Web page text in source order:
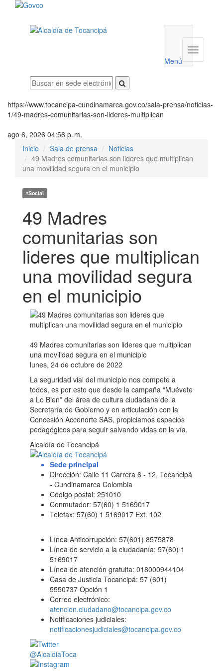
utilidades
Menú
Menú
https://www.tocancipa-cundinamarca.gov.co/sala-prensa/noticias-
1/49-madres-comunitarias-son-lideres-multiplican
ago 6, 2026 04:56 p. m.
Inicio
Sala de prensa
Noticias
49 Madres comunitarias son lideres que multiplican
una movilidad segura en el municipio
#Social
49 Madres
comunitarias son
lideres que multiplican
una movilidad segura
en el municipio
49 Madres comunitarias son lideres que multiplican
una movilidad segura en el municipio
lunes, 24 de octubre de 2022
La seguridad vial del municipio nos compete a
todos, es por esto que desde la campaña “Muévete
a Lo Bien” del área de cultura ciudadana de la
Secretaría de Gobierno y en articulación con la
Concesión Accenorte SAS, propiciamos espacios
pedagógicos para seguir salvando vidas en la vía.
Alcaldía de Tocancipá
Sede principal
Dirección: Calle 11 Carrera 6 - 12, Tocancipá
- Cundinamarca Colombia
Código postal: 251010
Conmutador: 57(60) 1 5169017
Telefax: 57(60) 1 5169017 Ext. 102
Línea Anticorrupción: 57(601) 8575878
Línea de servicio a la ciudadanía: 57(60) 1
5169017
Línea de atención gratuita: 018000944104
Casa de Justicia Tocancipá: 57 (601)
5550737 Opción 1
Correo electrónico:
atencion.ciudadano@tocancipa.gov.co
Notificaciones judiciales:
notificacionesjudiciales@tocancipa.gov.co
@AlcaldiaToca